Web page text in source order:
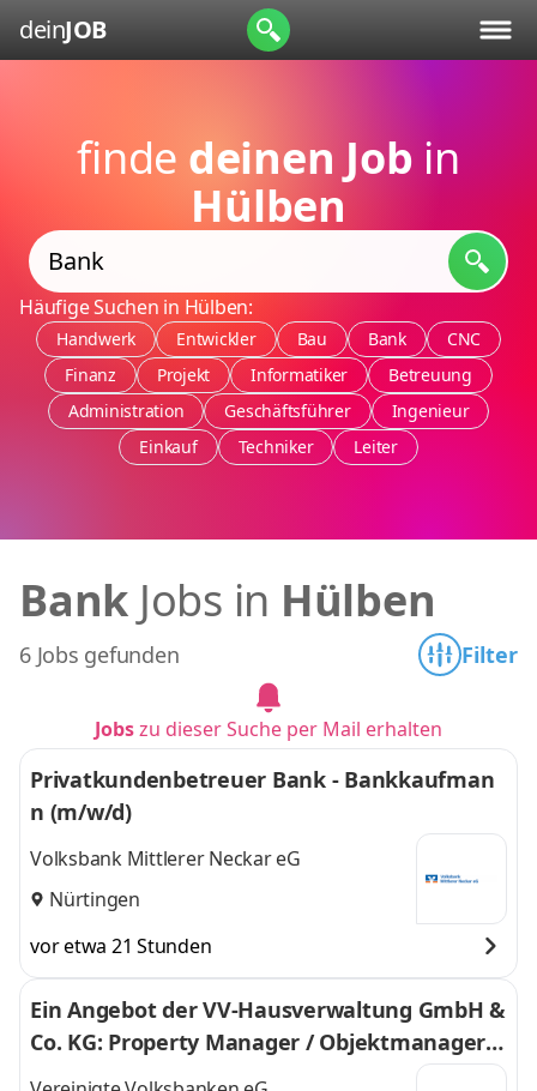
deinJOB
finde deinen Job in
Hülben
Häufige Suchen in Hülben:
Handwerk Entwickler Bau Bank
CNC
Finanz
Projekt Informatiker
Betreuung
Administration
Geschäftsführer
Ingenieur
Einkauf
Techniker Leiter
Bank Jobs in Hülben
6 Jobs gefunden Filter
Jobszu dieser Suche per Mail erhalten
Privatkundenbetreuer Bank - Bankkaufman
n (m/w/d)
Volksbank Mittlerer Neckar eG
Nürtingen
vor etwa 21 Stunden
Ein Angebot der VV-Hausverwaltung GmbH &
Co. KG: Property Manager / Objektmanager
(m/